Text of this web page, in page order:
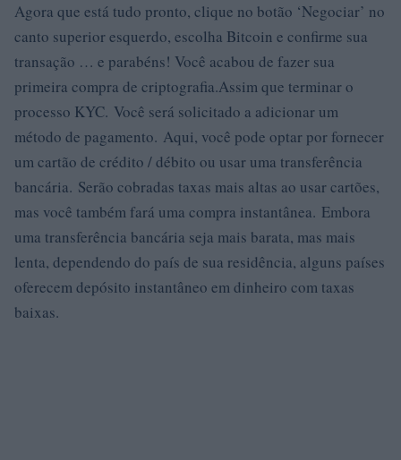
Agora que está tudo pronto, clique no botão ‘Negociar’ no
canto superior esquerdo, escolha Bitcoin e confirme sua
transação … e parabéns! Você acabou de fazer sua
primeira compra de criptografia.Assim que terminar o
processo KYC. Você será solicitado a adicionar um
método de pagamento. Aqui, você pode optar por fornecer
um cartão de crédito / débito ou usar uma transferência
bancária. Serão cobradas taxas mais altas ao usar cartões,
mas você também fará uma compra instantânea. Embora
uma transferência bancária seja mais barata, mas mais
lenta, dependendo do país de sua residência, alguns países
oferecem depósito instantâneo em dinheiro com taxas
baixas.